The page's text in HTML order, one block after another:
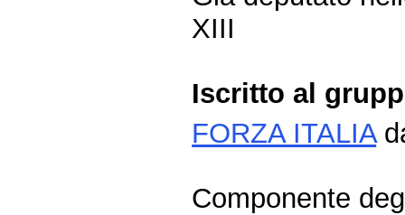
XIII
Iscritto al
FORZA ITALIA
Componente